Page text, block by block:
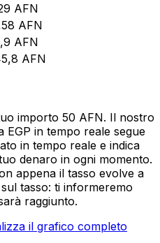
AFN
AFN
AFN
AFN
importo 50 AFN. Il nostro
EGP in tempo reale segue
in tempo reale e indica
denaro in ogni momento.
appena il tasso evolve a
tasso: ti informeremo
raggiunto.
il grafico completo